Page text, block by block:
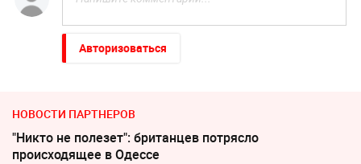
Авторизоваться
НОВОСТИ ПАРТНЕРОВ
"Никто не полезет": британцев потрясло
происходящее в Одессе